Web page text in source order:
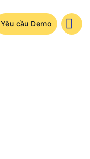
Yêu cầu Demo